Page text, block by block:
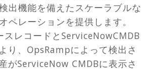
出機能を備えたスケーラブルな
ペレーションを提供します。
レコードとServiceNowCMDB
り、OpsRampによって検出さ
がServiceNow CMDBに表示さ